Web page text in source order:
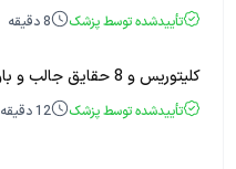
تأییدشده توسط پزشک 8دقیقه
کلیتوریس و 8 حقایق جالب و باورنکردنی درباره آن
تأییدشده توسط پزشک 12دقیقه